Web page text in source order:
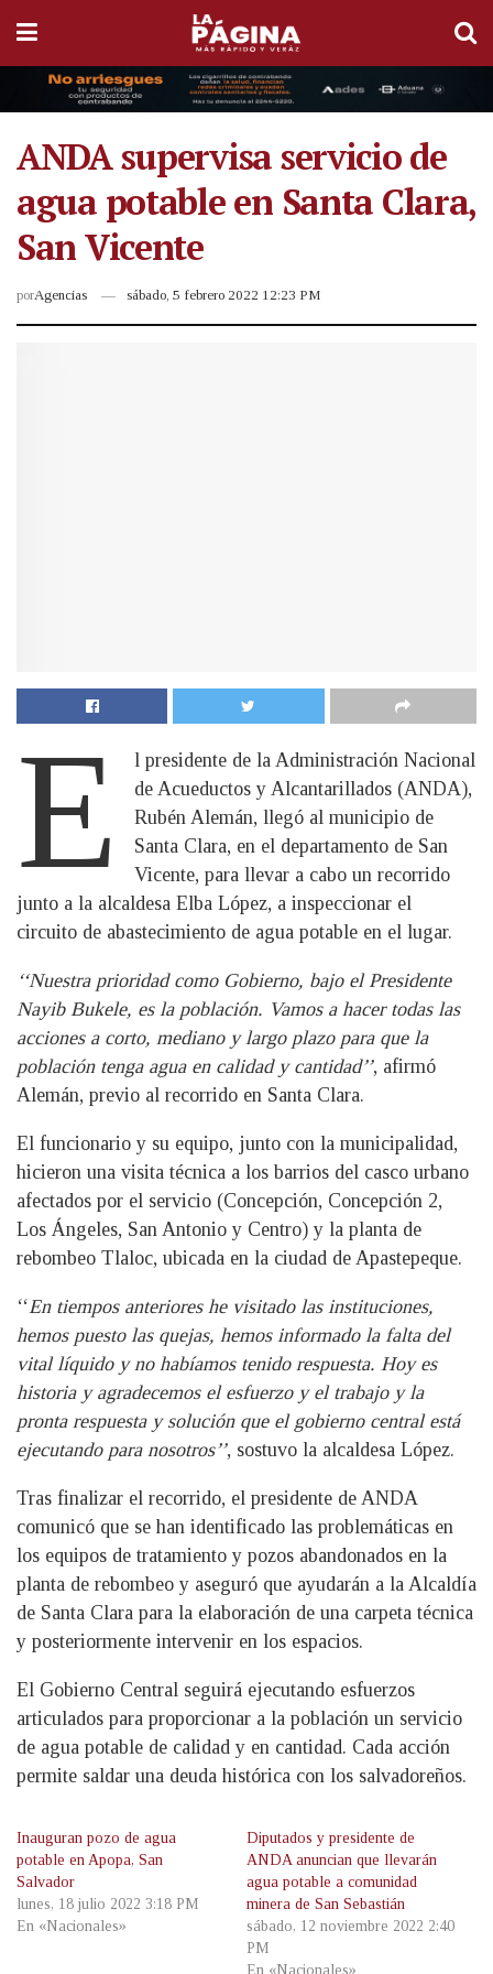
ANDA supervisa servicio de
agua potable en Santa Clara,
San Vicente
porAgencias sábado, 5 febrero 2022 12:23 PM
E
l presidente de la Administración Nacional
de Acueductos y Alcantarillados (ANDA),
Rubén Alemán, llegó al municipio de
Santa Clara, en el departamento de San
Vicente, para llevar a cabo un recorrido
junto a la alcaldesa Elba López, a inspeccionar el
circuito de abastecimiento de agua potable en el lugar.
‘‘Nuestra prioridad como Gobierno, bajo el Presidente
Nayib Bukele, es la población. Vamos a hacer todas las
acciones a corto, mediano y largo plazo para que la
población tenga agua en calidad y cantidad’’, afirmó
Alemán, previo al recorrido en Santa Clara.
El funcionario y su equipo, junto con la municipalidad,
hicieron una visita técnica a los barrios del casco urbano
afectados por el servicio (Concepción, Concepción 2,
Los Ángeles, San Antonio y Centro) y la planta de
rebombeo Tlaloc, ubicada en la ciudad de Apastepeque.
‘‘En tiempos anteriores he visitado las instituciones,
hemos puesto las quejas, hemos informado la falta del
vital líquido y no habíamos tenido respuesta. Hoy es
historia y agradecemos el esfuerzo y el trabajo y la
pronta respuesta y solución que el gobierno central está
ejecutando para nosotros’’, sostuvo la alcaldesa López.
Tras finalizar el recorrido, el presidente de ANDA
comunicó que se han identificado las problemáticas en
los equipos de tratamiento y pozos abandonados en la
planta de rebombeo y aseguró que ayudarán a la Alcaldía
de Santa Clara para la elaboración de una carpeta técnica
y posteriormente intervenir en los espacios.
El Gobierno Central seguirá ejecutando esfuerzos
articulados para proporcionar a la población un servicio
de agua potable de calidad y en cantidad. Cada acción
permite saldar una deuda histórica con los salvadoreños.
Inauguran pozo de agua
potable en Apopa, San
Salvador
lunes, 18 julio 2022 3:18 PM
En «Nacionales»
Diputados y presidente de
ANDA anuncian que llevarán
agua potable a comunidad
minera de San Sebastián
sábado, 12 noviembre 2022 2:40
PM
En «Nacionales»